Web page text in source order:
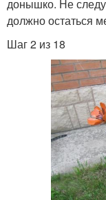
донышко. Не
должно остаться
Шаг 2 из 18